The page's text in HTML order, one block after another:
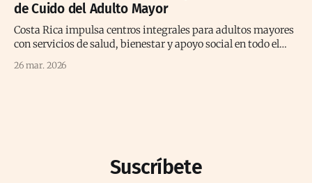
de Cuido del Adulto Mayor
Costa Rica impulsa centros integrales para adultos mayores
con servicios de salud, bienestar y apoyo social en todo el
26 mar. 2026
Suscríbete